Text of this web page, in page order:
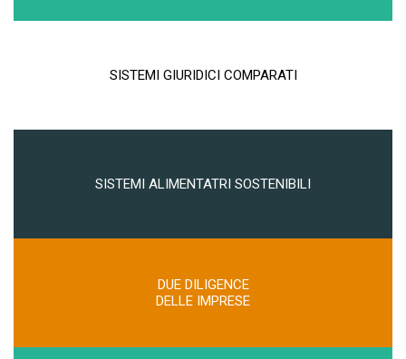
SISTEMI GIURIDICI COMPARATI
SISTEMI ALIMENTATRI SOSTENIBILI
DUE DILIGENCE
DELLE IMPRESE